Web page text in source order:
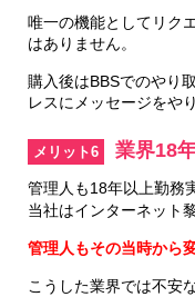
唯一の機能としてリク
はありません。
購入後はBBSでのやり
レスにメッセージをや
メリット6 業界18
管理人も18年以上勤務
当社はインターネット
管理人もその当時から
こうした業界では不安